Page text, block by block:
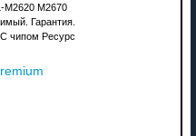
M2620 M2670
Гарантия.
чипом Ресурс